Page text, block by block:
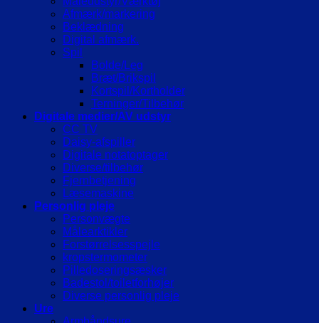
Afmærk/markering
Beklædning
Digital afmærk.
Spil
Bolde/Leg
Bræt/Brikspil
Kortspil/Kortholder
Terninger/Tilbehør
Digitale medier/AV udstyr
CC TV
Daisy-afspiller
Digitale notatoptager
Diverse/tilbehør
Fjernbetjening
Læsemaskine
Personlig pleje
Personvægte
Målearktikler
Forstørrelsesspejle
kropstermometer
Pilledoseringsæsker
Badestol/toiletforhøjer
Diverse personlig pleje
Ure